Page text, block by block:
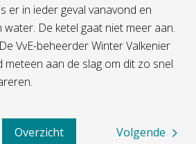
er in ieder geval vanavond en
De ketel gaat niet meer aan.
VvE-beheerder Winter Valkenier
aan de slag om dit zo snel
Volgende
Overzicht